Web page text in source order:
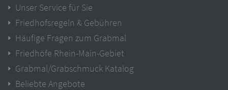
Unser Service für Sie
Friedhofsregeln & Gebühren
Häufige Fragen zum Grabmal
Friedhöfe Rhein-Main-Gebiet
Grabmal/Grabschmuck Katalog
Beliebte Angebote